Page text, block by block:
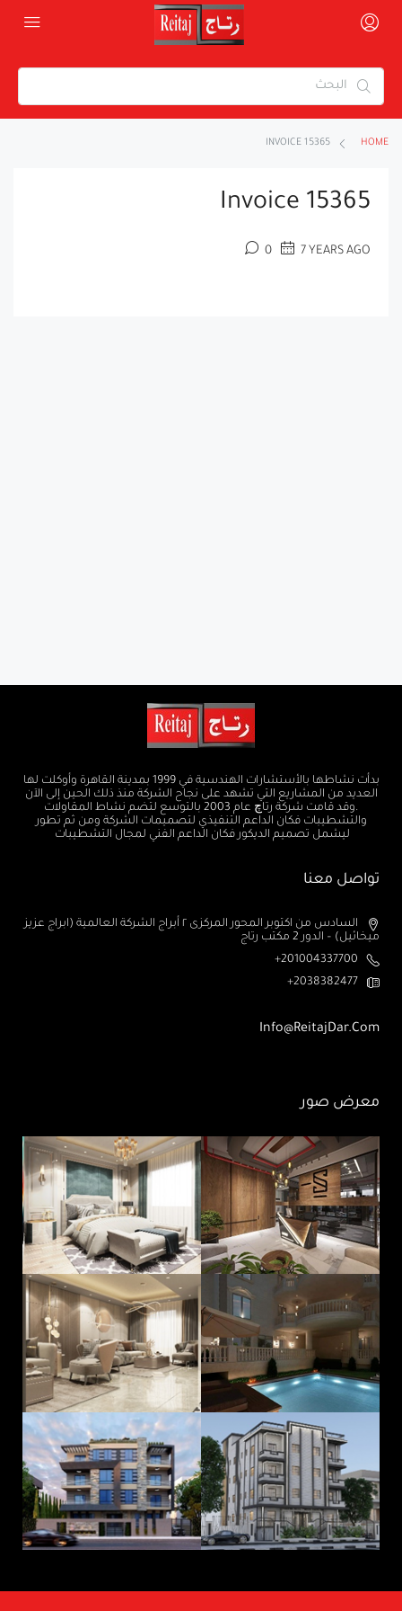
HOME
INVOICE 15365
Invoice 15365
7 YEARS AGO
0
بدأت نشاطها بالأستشارات الهندسية في 1999 بمدينة القاهرة وأوكلت لها
العديد من المشاريع التي تشهد على نجاح الشركة منذ ذلك الحين إلى الآن
.وقد قامت شركة رتاچ عام 2003 بالتوسع لتضم نشاط المقاولات
والتشطيبات فكان الداعم التنفيذي لتصميمات الشركة ومن ثم تطور
ليشمل تصميم الديكور فكان الداعم الفني لمجال التشطيبات
تواصل معنا
السادس من اكتوبر المحور المركزى ٢ أبراج الشركة العالمية (ابراج عزيز
ميخائيل) – الدور 2 مكتب رتاج
201004337700+
2038382477+
Info@ReitajDar.com
معرض صور